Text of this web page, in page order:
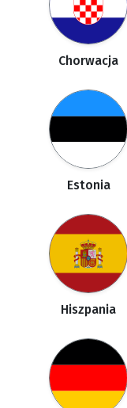
Chorwacja
Estonia
Hiszpania